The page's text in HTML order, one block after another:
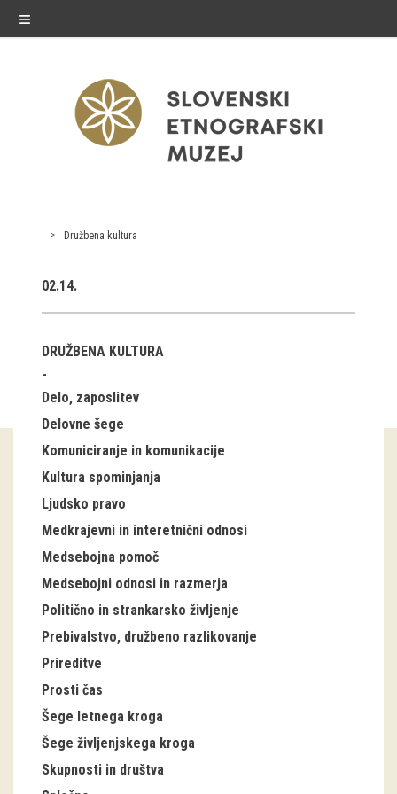
≡
exhibitions
Past exhibitions
Virtual tours
public programme
Guided tours
Workshops
Group visits
education
publications
Books
DVD-s
projects
Družbena kultura
02.14.
DRUŽBENA KULTURA
Delo, zaposlitev
Delovne šege
Komuniciranje in komunikacije
Kultura spominjanja
Ljudsko pravo
Medkrajevni in interetnični odnosi
Medsebojna pomoč
Medsebojni odnosi in razmerja
Politično in strankarsko življenje
Prebivalstvo, družbeno razlikovanje
Prireditve
Prosti čas
Šege letnega kroga
Šege življenjskega kroga
Skupnosti in društva